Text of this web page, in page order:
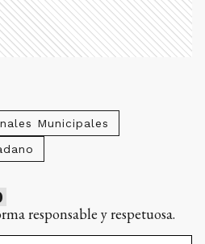
Municipales
responsable y respetuosa.